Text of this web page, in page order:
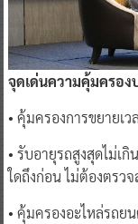
จุดเด่นความคุ้มครอ
• คุ้มครองการขยายเ
• รับอายุรถสูงสุดไม่เ
ใดถึงก่อน ไม่ต้องตรว
• คุ้มครองอะไหล่รถย